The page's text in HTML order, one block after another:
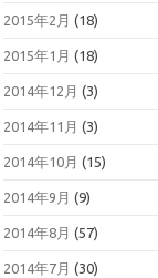
2015年2月 (18)
2015年1月 (18)
2014年12月 (3)
2014年11月 (3)
2014年10月 (15)
2014年9月 (9)
2014年8月 (57)
2014年7月 (30)